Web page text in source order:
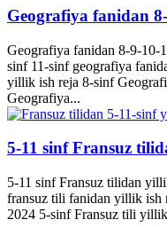
Geografiya fanidan
Geografiya fanidan 8-9-10-
sinf 11-sinf geografiya
yillik ish reja 8-sinf
Geografiya...
5-11 sinf Fransuz
5-11 sinf Fransuz tilidan
fransuz tili fanidan yillik ish
2024 5-sinf Fransuz tili